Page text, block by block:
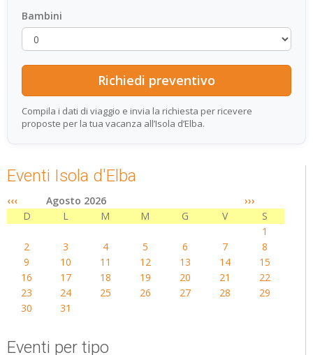
Bambini
Compila i dati di viaggio e invia la richiesta per ricevere
proposte per la tua vacanza all’Isola d’Elba.
Eventi Isola d'Elba
‹‹‹ Agosto 2026
›››
D
L M M G V
S
1
2
3 4 5 6 7
8
9
10 11 12 13 14
15
16
17 18 19 20 21
22
23
24 25 26 27 28
29
30
31
Eventi per tipo